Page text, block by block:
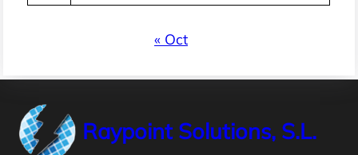
« Oct
Raypoint Solutions, S.L.